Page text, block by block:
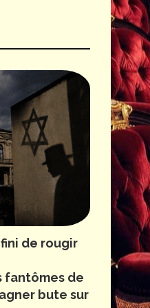
de rougir
fantômes de
bute sur